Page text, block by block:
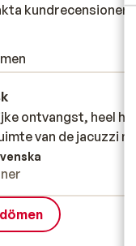
ontvangst, heel
van de jacuzzi
ontvangst, heel
van de jacuzzi